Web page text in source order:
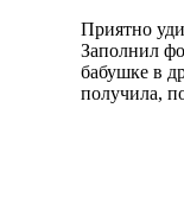
Приятно
Заполнил
бабушке в
получила,